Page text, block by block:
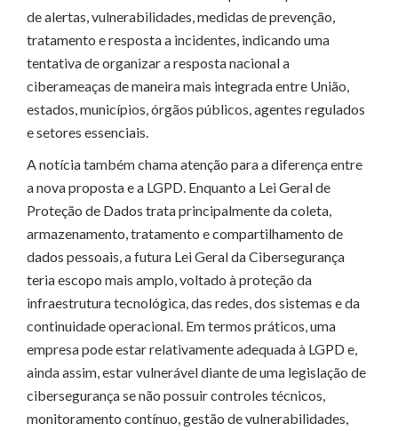
de alertas, vulnerabilidades, medidas de prevenção,
tratamento e resposta a incidentes, indicando uma
tentativa de organizar a resposta nacional a
ciberameaças de maneira mais integrada entre União,
estados, municípios, órgãos públicos, agentes regulados
e setores essenciais.
A notícia também chama atenção para a diferença entre
a nova proposta e a LGPD. Enquanto a Lei Geral de
Proteção de Dados trata principalmente da coleta,
armazenamento, tratamento e compartilhamento de
dados pessoais, a futura Lei Geral da Cibersegurança
teria escopo mais amplo, voltado à proteção da
infraestrutura tecnológica, das redes, dos sistemas e da
continuidade operacional. Em termos práticos, uma
empresa pode estar relativamente adequada à LGPD e,
ainda assim, estar vulnerável diante de uma legislação de
cibersegurança se não possuir controles técnicos,
monitoramento contínuo, gestão de vulnerabilidades,